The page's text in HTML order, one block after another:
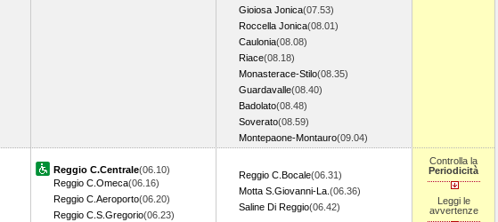
Gioiosa Jonica(07.53)
Roccella Jonica(08.01)
Caulonia(08.08)
Riace(08.18)
Monasterace-Stilo(08.35)
Guardavalle(08.40)
Badolato(08.48)
Soverato(08.59)
Montepaone-Montauro(09.04)
Reggio C.Centrale(06.10)
Reggio C.Omeca(06.16)
Reggio C.Aeroporto(06.20)
Reggio C.S.Gregorio(06.23)
Reggio C.Bocale(06.31)
Motta S.Giovanni-La. (06.36)
Saline Di Reggio(06.42)
Controlla la
Periodicità
Leggi le
avvertenze